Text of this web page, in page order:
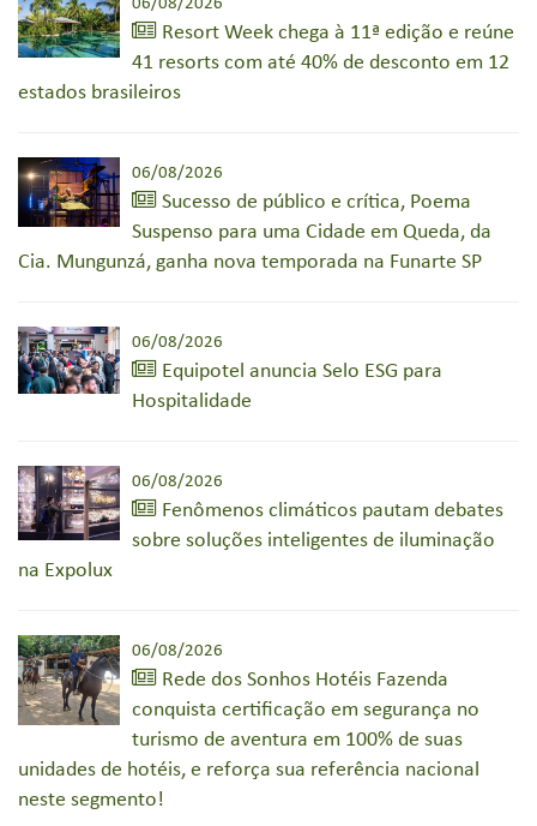
06/08/2026
Resort Week chega à 11ª edição e reúne
41 resorts com até 40% de desconto em 12
estados brasileiros
06/08/2026
Sucesso de público e crítica, Poema
Suspenso para uma Cidade em Queda, da
Cia. Mungunzá, ganha nova temporada na Funarte SP
06/08/2026
Equipotel anuncia Selo ESG para
Hospitalidade
06/08/2026
Fenômenos climáticos pautam debates
sobre soluções inteligentes de iluminação
na Expolux
06/08/2026
Rede dos Sonhos Hotéis Fazenda
conquista certificação em segurança no
turismo de aventura em 100% de suas
unidades de hotéis, e reforça sua referência nacional
neste segmento!